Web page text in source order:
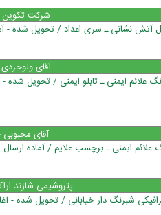
شرکت تکوین -
ـ سری اعداد / تحویل شده - آغاز پروژه : 12 / 9 / 97 تحویل
آقای ولوجردی -
آقای محبوبی -
ایمنی ـ برچسب علایم / آماده ارسال - آغاز
پتروشیمی شازند اراک - 3 -
شبرنگ دار خیابانی / تحویل شده - آغاز پروژه : 6 / 9 / 97 تحویل